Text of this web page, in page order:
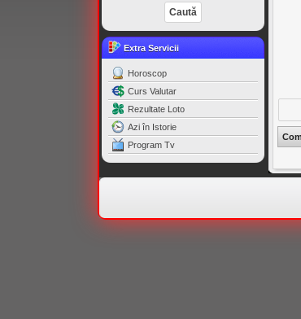
Extra Servicii
Horoscop
Curs Valutar
Rezultate Loto
Azi în Istorie
Program Tv